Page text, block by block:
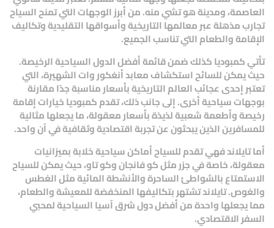
العاصمة، ومدينة هو تشي منه. من أبرز الوجهات التي تمنح السياح
تجارب مذهلة عبر معالمها التاريخية وأسواقها التقليدية وتكاليف
الإقامة والطعام التي تناسب الجميع.
تأتيكمبودياكذلك ضمن قائمة أفضل الدول السياحية الرخيصة.
حيث يمكن للسائح استكشاف معابدأنغكور واتالشهيرة، التي
تعتبر إحدى عجائب العالم التاريخية بأسعار مناسبة جدًا مقارنة
بوجهات سياحية أخرى. إلى جانب ذلك، تقدم كمبوديا خيارات إقامة
رخيصة وأطعمة شعبية لذيذة بأسعار معقولة، ما يجعلها مثالية
للمسافرين الذين يبحثون عن تجربة اقتصادية وثقافية في آن واحد.
أماتايلاندفهي تقدم للسياح أماكن سياحية خلابة بميزانيات
معقولة، خاصة في جزر مثلكو فانجانوكو تاو، حيث يمكن للسياح
الاستمتاع بالشواطئ الساحرة والأنشطة المائية مثل الغطس
والغوص. تايلاند تشتهر بتكاليفها المنخفضة للمعيشة والطعام،
مما يجعلها واحدة منأفضل دول شرق آسيا السياحيةلمحبي
السفر الاقتصادي.